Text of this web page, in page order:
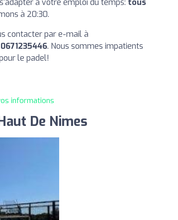
à votre emploi du temps: tous
à 20:30.
contacter par e-mail à
0671235446. Nous sommes impatients
le padel!
informations
De Nimes